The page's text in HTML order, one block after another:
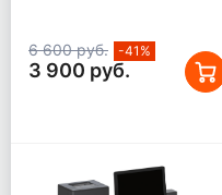
6 600 руб. -41%
3 900 руб.